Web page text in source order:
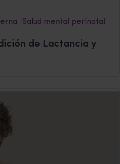
Salud mental perinatal
de Lactancia y